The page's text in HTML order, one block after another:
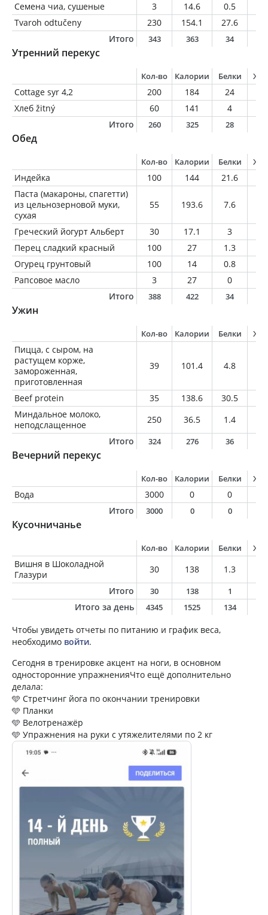
Семена чиа, сушеные
3 14.6 0.5
Tvaroh odtučeny
230 154.1 27.6
Итого
343 363 34
Утренний перекус
Кол-во Калории Белки
Cottage syr 4,2 200 184 24
Хлеб žitný
60 141 4
Итого
260 325 28
Обед
Кол-во Калории Белки
Индейка 100 144 21.6
Паста (макароны, спагетти)
из цельнозерновой муки,
сухая
55 193.6 7.6
Греческий йогурт Альберт 30 17.1 3
Перец сладкий красный
100 27 1.3
Огурец грунтовый
100 14 0.8
Рапсовое масло
3 27 0
Итого
388 422 34
Ужин
Кол-во Калории Белки
Пицца, с сыром, на
растущем корже,
замороженная,
приготовленная
39 101.4 4.8
Beef protein 35 138.6 30.5
Миндальное молоко,
неподслащенное
250 36.5 1.4
Итого
324 276 36
Вечерний перекус
Кол-во Калории Белки
Вода 3000 0 0
Итого
3000 0 0
Кусочничанье
Кол-во Калории Белки
Вишня в Шоколадной
Глазури
30 138 1.3
Итого
30 138 1
Итого за день 4345 1525 134
Чтобы увидеть отчеты по питанию и график веса,
необходимо войти.
Сегодня в тренировке акцент на ноги, в основном
односторонние упражненияЧто ещё дополнительно
делала:
🩵 Стретчинг йога по окончании тренировки
🩵 Планки
🩵 Велотренажёр
🩵 Упражнения на руки с утяжелителями по 2 кг